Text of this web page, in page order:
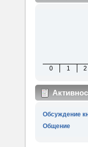
0 1 2
Обсуждение
Общение